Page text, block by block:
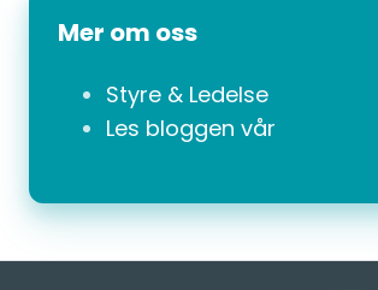
Mer om oss
Styre & Ledelse
Les bloggen vår